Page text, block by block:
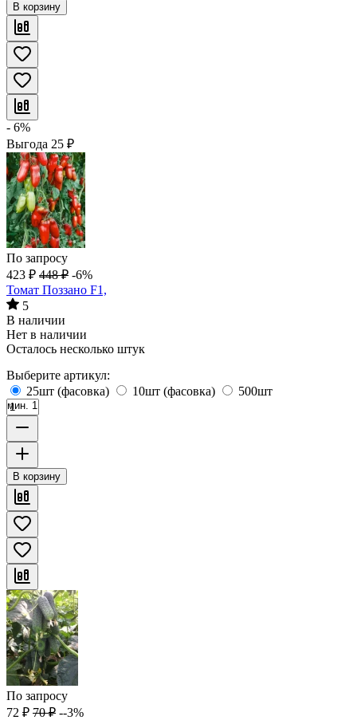
В корзину
- 6%
Выгода 25 ₽
По запросу
423 ₽ 448 ₽ -6%
Томат Поззано F1,
5
В наличии
Нет в наличии
Осталось несколько штук
Выберите артикул:
25шт (фасовка)
10шт (фасовка) 500шт
мин. 1
В корзину
По запросу
72 ₽ 70 ₽ --3%